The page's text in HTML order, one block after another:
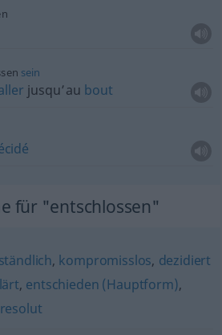
sein
jusqu’au bout
für "entschlossen"
, kompromisslos, dezidiert
, entschieden (Hauptform),
resolut